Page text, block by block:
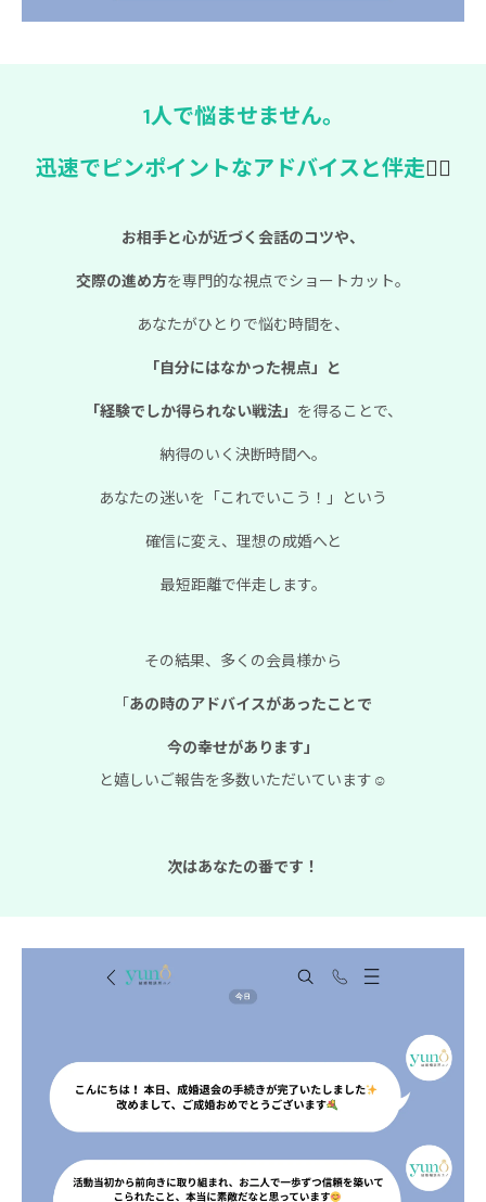
1人で悩ませません。
迅速でピンポイントなアドバイスと伴走🏃‍♀️
お相手と心が近づく会話のコツや、
交際の進め方を専門的な視点でショートカット。
あなたがひとりで悩む時間を、
「自分にはなかった視点」と
「経験でしか得られない戦法」 を得ることで、
納得のいく決断時間へ。
あなたの迷いを「これでいこう！」という
確信に変え、理想の成婚へと
最短距離で伴走します。
その結果、多くの会員様から
「あの時のアドバイスがあったことで
今の幸せがあります」
と嬉しいご報告を多数いただいています☺️
次はあなたの番です！